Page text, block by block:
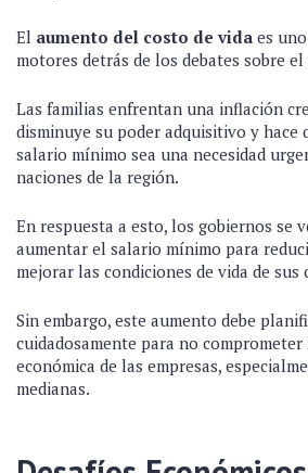
El aumento del costo de vida es
motores detrás de los debates sobre
Las familias enfrentan una inflación
disminuye su poder adquisitivo y hace
salario mínimo sea una necesidad
naciones de la región.
En respuesta a esto, los gobiernos se
aumentar el salario mínimo para
mejorar las condiciones de vida de sus
Sin embargo, este aumento debe
cuidadosamente para no
económica de las empresas,
medianas.